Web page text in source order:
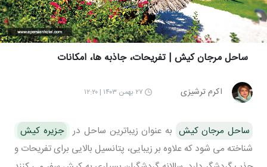
ساحل مرجان کیش | تفریحات، جاذبه ها، امکانات
اکرم ترشیزی ۲۷ بهمن ۱۴۰۳ | ۱۲:۲۰
ساحل مرجان کیش به عنوان زیباترین ساحل در جزیره کیش
شناخته می شود که علاوه بر زیبایی، پتانسیل بالایی برای تفریحات و